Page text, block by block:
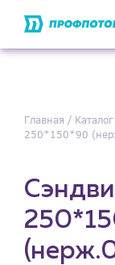
Главная Каталог
250*150*90